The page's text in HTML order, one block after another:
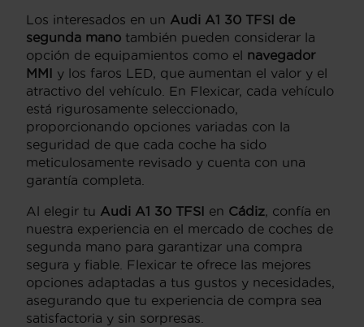
Los interesados en un Audi A1 30 TFSI de
segunda mano también pueden considerar la
opción de equipamientos como el navegador
MMI y los faros LED, que aumentan el valor y el
atractivo del vehículo. En Flexicar, cada vehículo
está rigurosamente seleccionado,
proporcionando opciones variadas con la
seguridad de que cada coche ha sido
meticulosamente revisado y cuenta con una
garantía completa.
Al elegir tu Audi A1 30 TFSI en Cádiz, confía en
nuestra experiencia en el mercado de coches de
segunda mano para garantizar una compra
segura y fiable. Flexicar te ofrece las mejores
opciones adaptadas a tus gustos y necesidades,
asegurando que tu experiencia de compra sea
satisfactoria y sin sorpresas.